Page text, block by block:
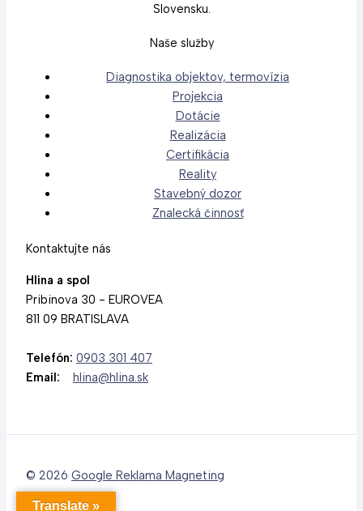
Slovensku.
Naše služby
Diagnostika objektov, termovízia
Projekcia
Dotácie
Realizácia
Certifikácia
Reality
Stavebný dozor
Znalecká činnosť
Kontaktujte nás
Hlina a spol
Pribinova 30 - EUROVEA
811 09 BRATISLAVA
Telefón: 0903 301 407
Email:
hlina@hlina.sk
© 2026 Google Reklama Magneting
Translate »